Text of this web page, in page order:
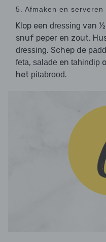
5. Afmaken en serveren
Klop een dressing van
snuf peper en zout.
dressing. Schep de
feta, salade en tahindip
het pitabrood.